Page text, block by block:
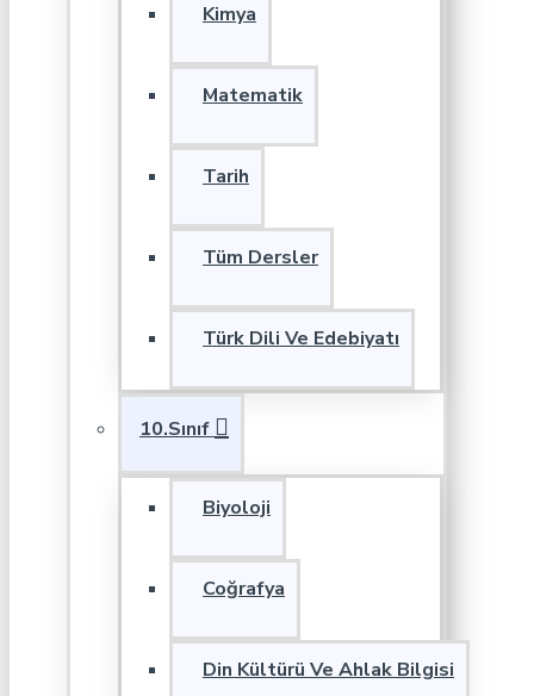
Kimya
Matematik
Tarih
Tüm Dersler
Türk Dili Ve Edebiyatı
10.Sınıf
Biyoloji
Coğrafya
Din Kültürü Ve Ahlak Bilgisi